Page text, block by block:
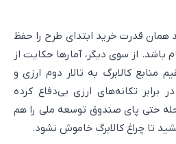
همان قدرت خرید ابتدای طرح را حفظ
باشد. از سوی دیگر، آمارها حکایت از
منابع کالابرگ به تالار دوم ارزی و
برابر تکانه‌های ارزی بی‌دفاع کرده
حتی پای صندوق توسعه ملی را هم
تا چراغ کالابرگ خاموش نشود.